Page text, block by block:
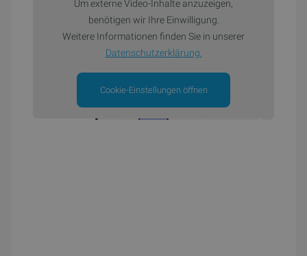
Um externe Video-Inhalte anzuzeigen,
benötigen wir Ihre Einwilligung.
Weitere Informationen finden Sie in unserer
Datenschutzerklärung.
Cookie-Einstellungen öffnen